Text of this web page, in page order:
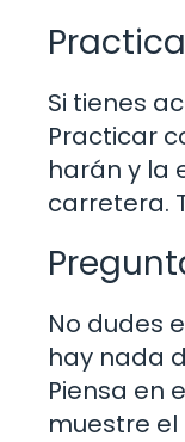
Si tienes
Practicar
harán y la
carretera.
No dudes
hay nada
Piensa en
muestre el